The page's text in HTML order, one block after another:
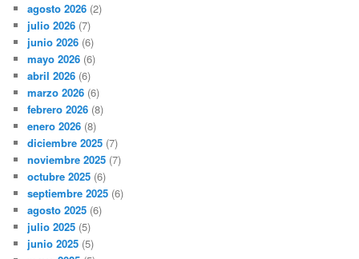
agosto 2026 (2)
julio 2026 (7)
junio 2026 (6)
mayo 2026 (6)
abril 2026 (6)
marzo 2026 (6)
febrero 2026 (8)
enero 2026 (8)
diciembre 2025 (7)
noviembre 2025 (7)
octubre 2025 (6)
septiembre 2025 (6)
agosto 2025 (6)
julio 2025 (5)
junio 2025 (5)